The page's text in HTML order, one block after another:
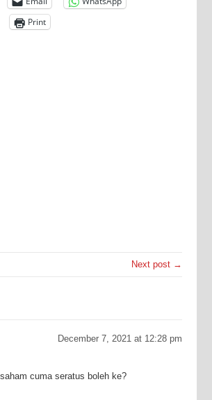
Print
Next post →
December 7, 2021 at 12:28 pm
cuma seratus boleh ke?